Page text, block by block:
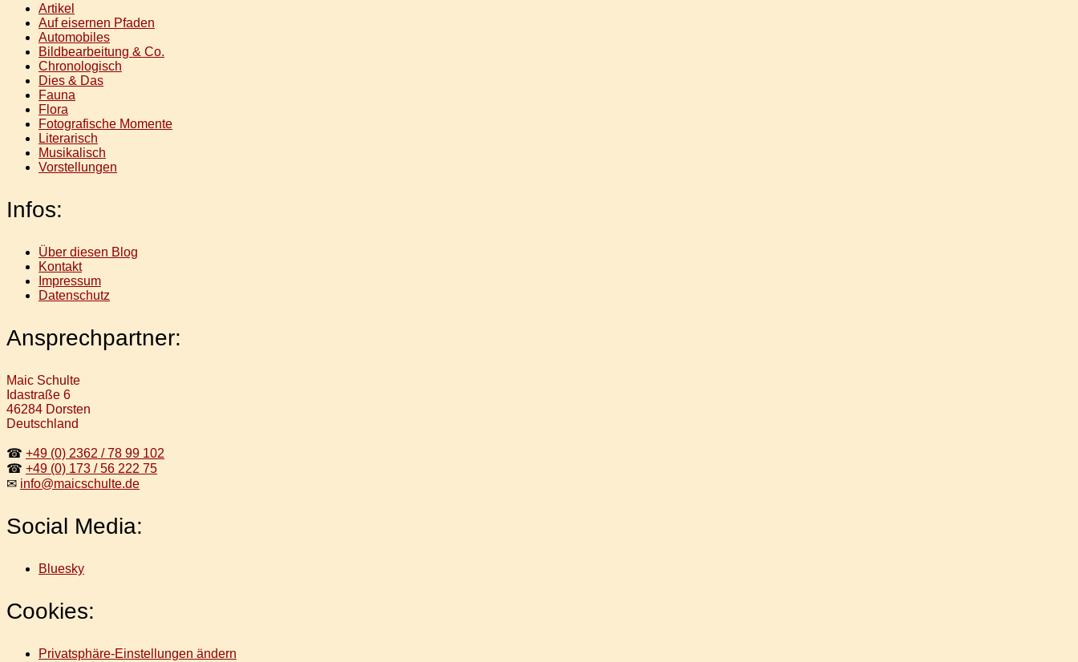
Artikel
Auf eisernen Pfaden
Automobiles
Bildbearbeitung & Co.
Chronologisch
Dies & Das
Fauna
Flora
Fotografische Momente
Literarisch
Musikalisch
Vorstellungen
Infos:
Über diesen Blog
Kontakt
Impressum
Datenschutz
Ansprechpartner:
Maic Schulte
Idastraße 6
46284 Dorsten
Deutschland
☎ +49 (0) 2362 / 78 99 102
☎ +49 (0) 173 / 56 222 75
✉ info@maicschulte.de
Social Media:
Bluesky
Cookies:
Privatsphäre-Einstellungen ändern